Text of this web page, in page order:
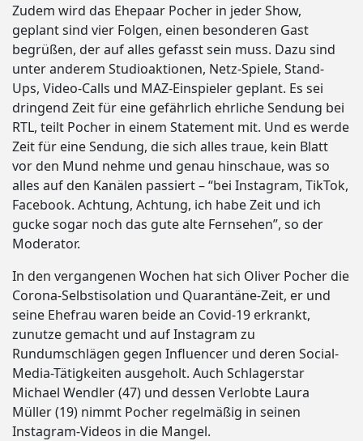
Zudem wird das Ehepaar Pocher in jeder Show,
geplant sind vier Folgen, einen besonderen Gast
begrüßen, der auf alles gefasst sein muss. Dazu sind
unter anderem Studioaktionen, Netz-Spiele, Stand-
Ups, Video-Calls und MAZ-Einspieler geplant. Es sei
dringend Zeit für eine gefährlich ehrliche Sendung bei
RTL, teilt Pocher in einem Statement mit. Und es werde
Zeit für eine Sendung, die sich alles traue, kein Blatt
vor den Mund nehme und genau hinschaue, was so
alles auf den Kanälen passiert – “bei Instagram, TikTok,
Facebook. Achtung, Achtung, ich habe Zeit und ich
gucke sogar noch das gute alte Fernsehen”, so der
Moderator.
In den vergangenen Wochen hat sich Oliver Pocher die
Corona-Selbstisolation und Quarantäne-Zeit, er und
seine Ehefrau waren beide an Covid-19 erkrankt,
zunutze gemacht und auf Instagram zu
Rundumschlägen gegen Influencer und deren Social-
Media-Tätigkeiten ausgeholt. Auch Schlagerstar
Michael Wendler (47) und dessen Verlobte Laura
Müller (19) nimmt Pocher regelmäßig in seinen
Instagram-Videos in die Mangel.